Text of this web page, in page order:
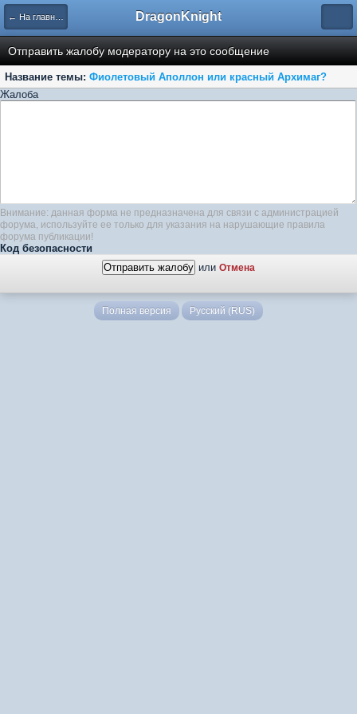
← На главную DragonKnight
Отправить жалобу модератору на это сообщение
Название темы: Фиолетовый Аполлон или красный Архимаг?
Жалоба
Внимание: данная форма не предназначена для связи с администрацией
форума, используйте ее только для указания на нарушающие правила
форума публикации!
Код безопасности
или Отмена
Полная версия Русский (RUS)